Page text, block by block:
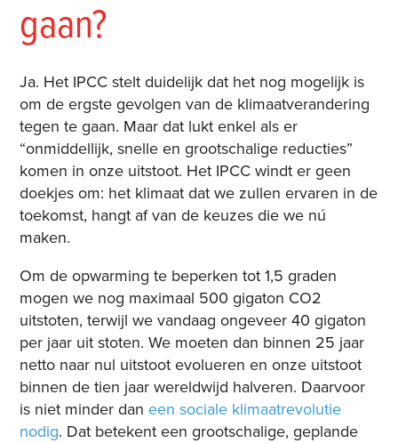
gaan?
Ja. Het IPCC stelt duidelijk dat het nog mogelijk is
om de ergste gevolgen van de klimaatverandering
tegen te gaan. Maar dat lukt enkel als er
“onmiddellijk, snelle en grootschalige reducties”
komen in onze uitstoot. Het IPCC windt er geen
doekjes om: het klimaat dat we zullen ervaren in de
toekomst, hangt af van de keuzes die we nú
maken.
Om de opwarming te beperken tot 1,5 graden
mogen we nog maximaal 500 gigaton CO2
uitstoten, terwijl we vandaag ongeveer 40 gigaton
per jaar uit stoten. We moeten dan binnen 25 jaar
netto naar nul uitstoot evolueren en onze uitstoot
binnen de tien jaar wereldwijd halveren. Daarvoor
is niet minder dan een sociale klimaatrevolutie
nodig. Dat betekent een grootschalige, geplande